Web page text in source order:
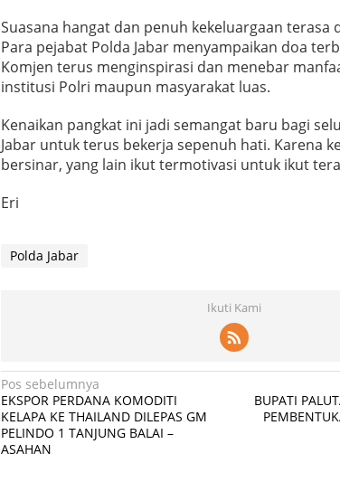
Suasana hangat dan penuh kekeluargaan terasa
Para pejabat Polda Jabar menyampaikan doa
Komjen terus menginspirasi dan menebar
institusi Polri maupun masyarakat luas.
Kenaikan pangkat ini jadi semangat baru bagi
Jabar untuk terus bekerja sepenuh hati. Karena
bersinar, yang lain ikut termotivasi untuk ikut
Eri
Polda Jabar
Ikuti Kami
Navigasi
pos
Pos sebelumnya
EKSPOR PERDANA KOMODITI
KELAPA KE THAILAND DILEPAS GM
PELINDO 1 TANJUNG BALAI –
ASAHAN
BUPATI